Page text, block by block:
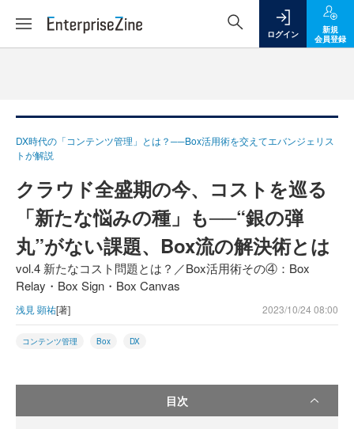
ログイン
新規
会員登録
DX時代の「コンテンツ管理」とは？──Box活用術を交えてエバンジェリス
トが解説
クラウド全盛期の今、コストを巡る
「新たな悩みの種」も──“銀の弾
丸”がない課題、Box流の解決術とは
vol.4 新たなコスト問題とは？／Box活用術その④：Box
Relay・Box Sign・Box Canvas
浅見 顕祐[著] 2023/10/24 08:00
コンテンツ管理 Box DX
目次